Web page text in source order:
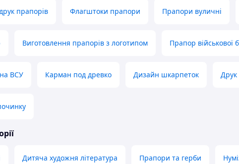
прапорів Флагштоки прапори Прапори вуличні
Виготовлення прапорів з логотипом Прапор військової
ВСУ Карман под древко Дизайн шкарпеток Друк
Дитяча художня література Прапори та герби